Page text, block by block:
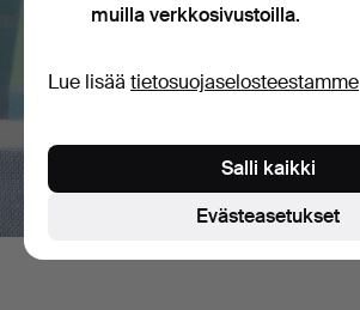
muilla verkkosivustoilla.
Lue lisää tietosuojaselosteestamme
Evästeasetukset
Salli kaikki